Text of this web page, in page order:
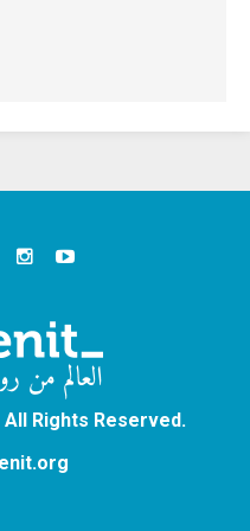
Rights Reserved.